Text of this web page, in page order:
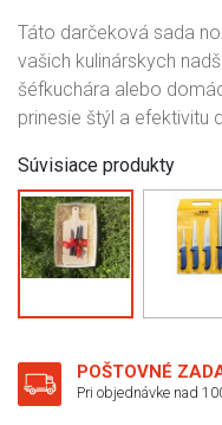
Táto darčeková sada
vašich kulinárskych
šéfkuchára alebo
prinesie štýl a efektivitu
Súvisiace produkty
POŠTOVNÉ
Pri objednávke nad